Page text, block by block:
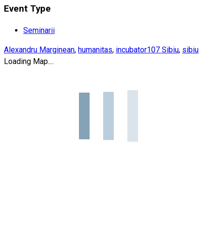
Event Type
Seminarii
Alexandru Marginean, humanitas, incubator107 Sibiu, sibiu
Loading Map....